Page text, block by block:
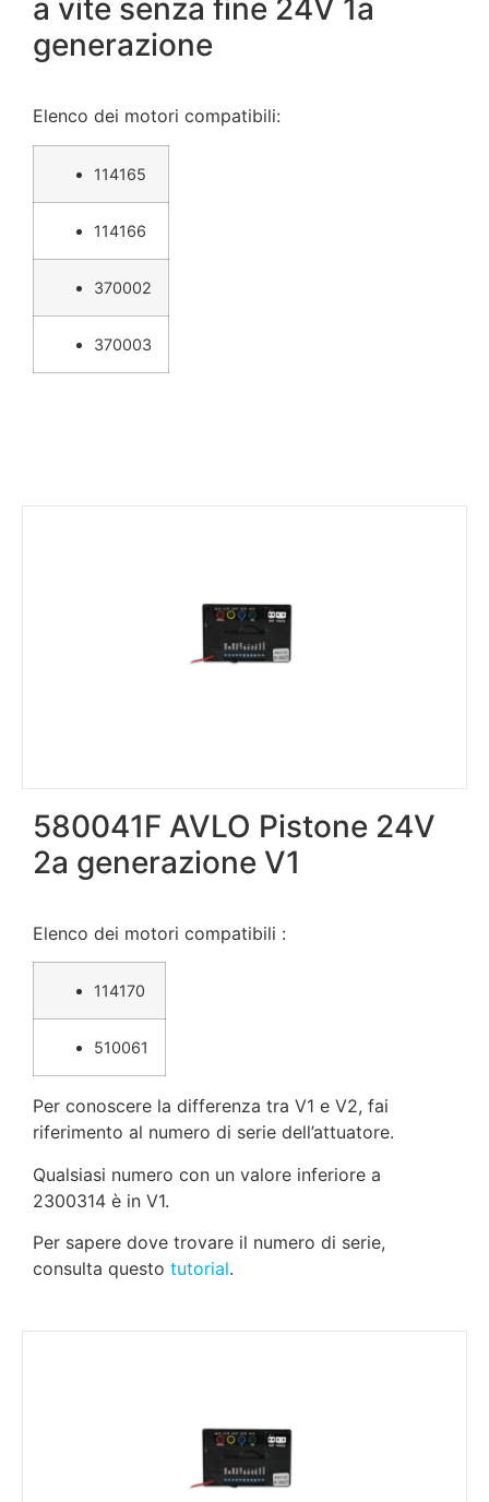
a vite senza fine 24V 1a
generazione
Elenco dei motori compatibili:
114165
114166
370002
370003
580041F AVLO Pistone 24V
2a generazione V1
Elenco dei motori compatibili :
114170
510061
Per conoscere la differenza tra V1 e V2, fai
riferimento al numero di serie dell’attuatore.
Qualsiasi numero con un valore inferiore a
2300314 è in V1.
Per sapere dove trovare il numero di serie,
consulta questo tutorial.